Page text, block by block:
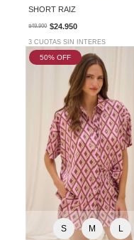
SHORT RAIZ
$49.900 $24.950
3 CUOTAS SIN INTERES
50% OFF
S M L